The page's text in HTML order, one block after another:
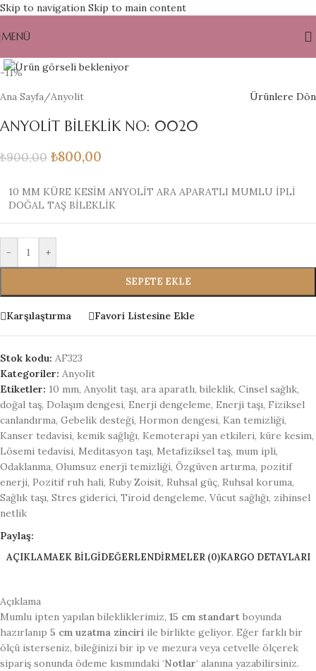
Skip to navigation Skip to main content
MENÜ
-11%
Ana Sayfa /Anyolit Ürünlere Dön
ANYOLİT BİLEKLİK NO: 0020
₺900,00 ₺800,00
10 MM KÜRE KESİM ANYOLİT ARA APARATLI MUMLU İPLİ
DOĞAL TAŞ BİLEKLİK
- +
SEPETE EKLE
Karşılaştırma Favori Listesine Ekle
Stok kodu: AF323
Kategoriler: Anyolit
Etiketler: 10 mm, Anyolit taşı, ara aparatlı, bileklik, Cinsel sağlık,
doğal taş, Dolaşım dengesi, Enerji dengeleme, Enerji taşı, Fiziksel
canlandırma, Gebelik desteği, Hormon dengesi, Kan temizliği,
Kanser tedavisi, kemik sağlığı, Kemoterapi yan etkileri, küre kesim,
Lösemi tedavisi, Meditasyon taşı, Metafiziksel taş, mum ipli,
Odaklanma, Olumsuz enerji temizliği, Özgüven artırma, pozitif
enerji, Pozitif ruh hali, Ruby Zoisit, Ruhsal güç, Ruhsal koruma,
Sağlık taşı, Stres giderici, Tiroid dengeleme, Vücut sağlığı, zihinsel
netlik
Paylaş:
AÇIKLAMAEK BILGIDEĞERLENDIRMELER (0)KARGO DETAYLARI
Açıklama
Mumlu ipten yapılan bilekliklerimiz, 15 cm standart boyunda
hazırlanıp 5 cm uzatma zinciri ile birlikte geliyor. Eğer farklı bir
ölçü isterseniz, bileğinizi bir ip ve mezura veya cetvelle ölçerek
sipariş sonunda ödeme kısmındaki ‘Notlar‘ alanına yazabilirsiniz.